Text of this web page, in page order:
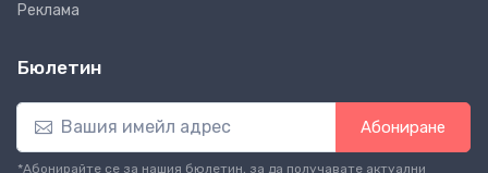
Реклама
Бюлетин
Абониране
*Абонирайте се за нашия бюлетин, за да получавате актуални